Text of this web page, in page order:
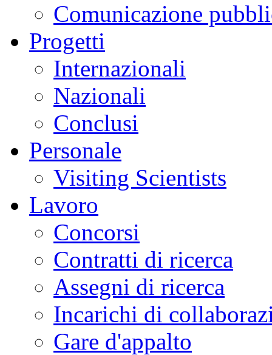
Comunicazione
Progetti
Internazionali
Nazionali
Conclusi
Personale
Visiting Scientists
Lavoro
Concorsi
Contratti di ricerca
Assegni di ricerca
Incarichi di
Gare d'appalto